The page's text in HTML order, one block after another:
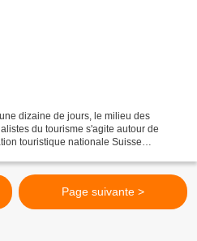
dizaine de jours, le milieu des
du tourisme s'agite autour de
touristique nationale Suisse
Page suivante >